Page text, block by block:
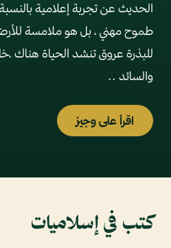
الحديث عن تجربة إعلامية
طموح مهني ، بل هو ملامسة للأرض
للبذرة عروق تنشد الحياة هناك
والسائد ..
اقرأ على وجيز
كتب في إسلاميات